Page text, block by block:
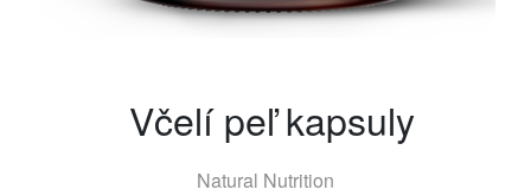
Včelí peľ kapsuly
Natural Nutrition